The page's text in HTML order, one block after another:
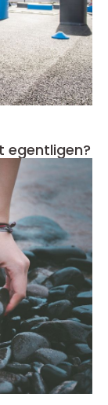
egentligen?